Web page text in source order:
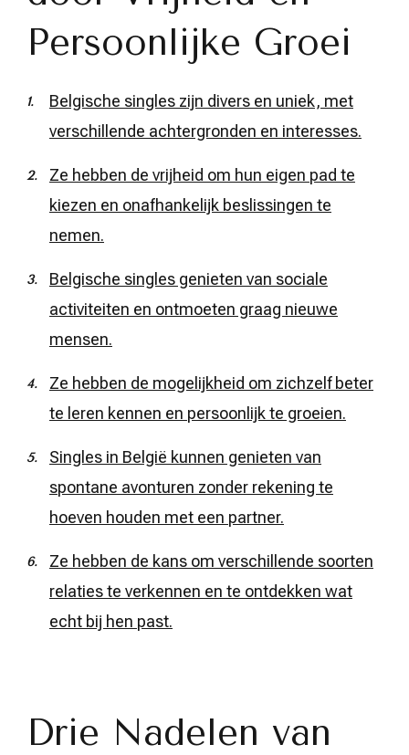
Persoonlijke Groei
Belgische singles zijn divers en uniek, met
verschillende achtergronden en interesses.
Ze hebben de vrijheid om hun eigen pad te
kiezen en onafhankelijk beslissingen te
nemen.
Belgische singles genieten van sociale
activiteiten en ontmoeten graag nieuwe
mensen.
Ze hebben de mogelijkheid om zichzelf beter
te leren kennen en persoonlijk te groeien.
Singles in België kunnen genieten van
spontane avonturen zonder rekening te
hoeven houden met een partner.
Ze hebben de kans om verschillende soorten
relaties te verkennen en te ontdekken wat
echt bij hen past.
Drie Nadelen van